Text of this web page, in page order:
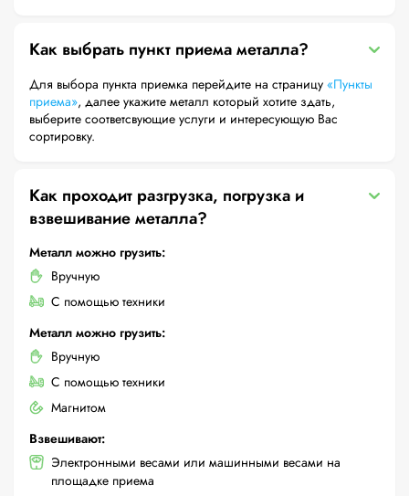
Как выбрать пункт приема металла?
Для выбора пункта приемка перейдите на страницу «Пункты
приема», далее укажите металл который хотите здать,
выберите соответсвующие услуги и интересующую Вас
сортировку.
Как проходит разгрузка, погрузка и
взвешивание металла?
Металл можно грузить:
Вручную
С помощью техники
Металл можно грузить:
Вручную
С помощью техники
Магнитом
Взвешивают:
Электронными весами или машинными весами на
площадке приема